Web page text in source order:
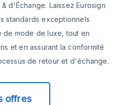
d'Échange. Laissez Eurosign
standards exceptionnels
mode de luxe, tout en
et en assurant la conformité
de retour et d'échange.
offres